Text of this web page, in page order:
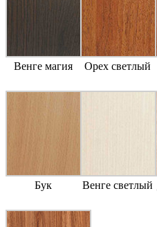
Венге магия Орех светлый
Бук Венге светлый